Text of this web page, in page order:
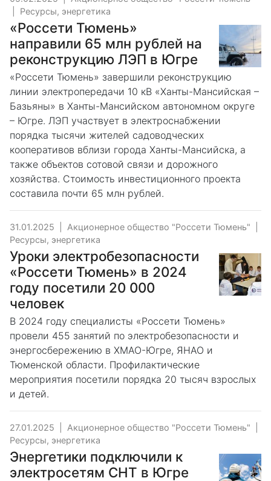
Ресурсы, энергетика
«Россети Тюмень»
направили 65 млн рублей на
реконструкцию ЛЭП в Югре
«Россети Тюмень» завершили реконструкцию
линии электропередачи 10 кВ «Ханты-Мансийская –
Базьяны» в Ханты-Мансийском автономном округе
– Югре. ЛЭП участвует в электроснабжении
порядка тысячи жителей садоводческих
кооперативов вблизи города Ханты-Мансийска, а
также объектов сотовой связи и дорожного
хозяйства. Стоимость инвестиционного проекта
составила почти 65 млн рублей.
31.01.2025 Акционерное общество "Россети Тюмень"
Ресурсы, энергетика
Уроки электробезопасности
«Россети Тюмень» в 2024
году посетили 20 000
человек
В 2024 году специалисты «Россети Тюмень»
провели 455 занятий по электробезопасности и
энергосбережению в ХМАО-Югре, ЯНАО и
Тюменской области. Профилактические
мероприятия посетили порядка 20 тысяч взрослых
и детей.
27.01.2025 Акционерное общество "Россети Тюмень"
Ресурсы, энергетика
Энергетики подключили к
электросетям СНТ в Югре